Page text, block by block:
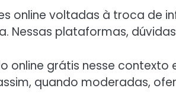
online voltadas à troca de
Nessas plataformas,
online grátis nesse
quando moderadas,